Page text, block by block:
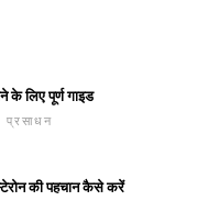
के लिए पूर्ण गाइड
प्रसाधन
की पहचान कैसे करें